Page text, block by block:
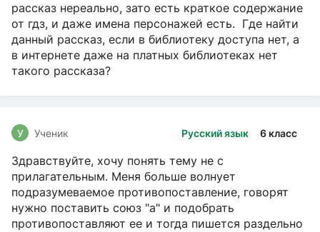
рассказ нереально, зато есть краткое содержание
от гдз, и даже имена персонажей есть. Где найти
данный рассказ, если в библиотеку доступа нет, а
в интернете даже на платных библиотеках нет
такого рассказа?
Русский язык 6 класс
У Ученик
Здравствуйте, хочу понять тему не с
прилагательным. Меня больше волнует
подразумеваемое противопоставление, говорят
нужно поставить союз "а" и подобрать
противопоставляют ее и тогда пишется раздельно